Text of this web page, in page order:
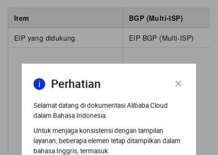
Perhatian
Selamat datang di dokumentasi Alibaba Cloud
dalam Bahasa Indonesia.
Untuk menjaga konsistensi dengan tampilan
layanan, beberapa elemen tetap ditampilkan dalam
bahasa Inggris, termasuk:
Item BGP (Multi-ISP)
EIP yang didukung EIP BGP (Multi-ISP)